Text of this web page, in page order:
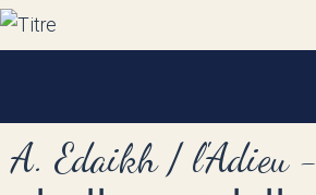
A. Edaikh / l'Adieu - أديب